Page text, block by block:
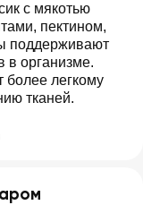
с мякотью
пектином,
поддерживают
в организме.
более легкому
тканей.